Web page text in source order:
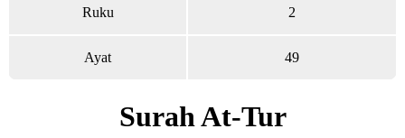
Ruku 2
Ayat 49
Surah At-Tur